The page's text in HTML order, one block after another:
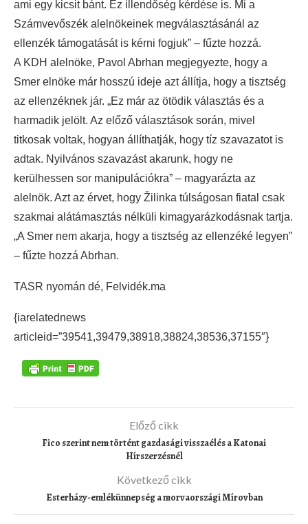
ami egy kicsit bánt. Ez illendőség kérdése is. Mi a
Számvevőszék alelnökeinek megválasztásánál az
ellenzék támogatását is kérni fogjuk” – fűzte hozzá.
A KDH alelnöke, Pavol Abrhan megjegyezte, hogy a
Smer elnöke már hosszú ideje azt állítja, hogy a tisztség
az ellenzéknek jár. „Ez már az ötödik választás és a
harmadik jelölt. Az előző választások során, mivel
titkosak voltak, hogyan állíthatják, hogy tíz szavazatot is
adtak. Nyilvános szavazást akarunk, hogy ne
kerülhessen sor manipulációkra” – magyarázta az
alelnök. Azt az érvet, hogy Žilinka túlságosan fiatal csak
szakmai alátámasztás nélküli kimagyarázkodásnak tartja.
„A Smer nem akarja, hogy a tisztség az ellenzéké legyen”
– fűzte hozzá Abrhan.
TASR nyomán dé, Felvidék.ma
{iarelatednews
articleid=”39541,39479,38918,38824,38536,37155″}
Előző cikk
Fico szerint nem történt gazdasági visszaélés a Katonai
Hírszerzésnél
Következő cikk
Esterházy-emlékünnepség a morvaországi Mírovban